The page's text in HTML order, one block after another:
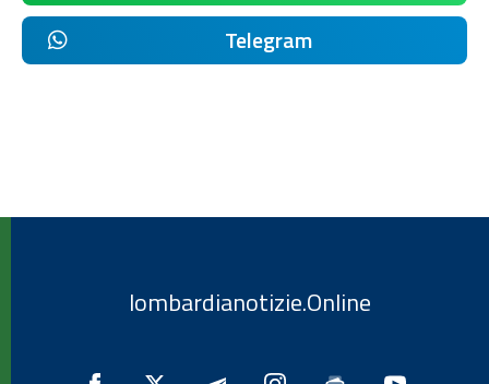
Telegram
lombardianotizie.Online